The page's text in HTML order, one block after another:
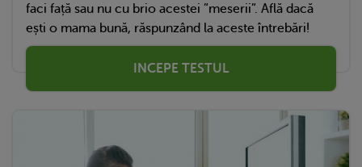
faci față sau nu cu brio acestei ”meserii”. Află dacă
ești o mama bună, răspunzând la aceste întrebări!
INCEPE TESTUL